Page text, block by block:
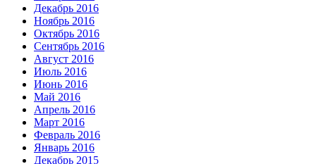
Декабрь 2016
Ноябрь 2016
Октябрь 2016
Сентябрь 2016
Август 2016
Июль 2016
Июнь 2016
Май 2016
Апрель 2016
Март 2016
Февраль 2016
Январь 2016
Декабрь 2015